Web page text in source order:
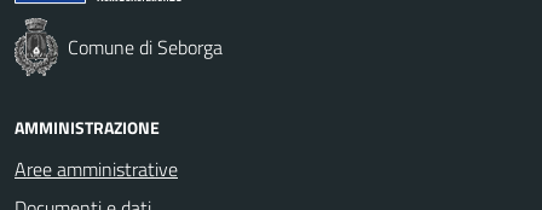
Comune di Seborga
AMMINISTRAZIONE
Aree amministrative